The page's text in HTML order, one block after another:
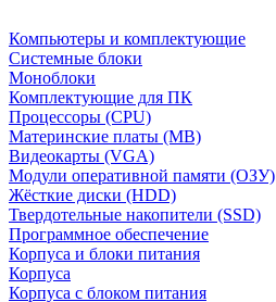
Компьютеры и комплектующие
Системные блоки
Моноблоки
Комплектующие для ПК
Процессоры (CPU)
Материнские платы (MB)
Видеокарты (VGA)
Модули оперативной памяти (ОЗУ)
Жёсткие диски (HDD)
Твердотельные накопители (SSD)
Программное обеспечение
Корпуса и блоки питания
Корпуса
Корпуса с блоком питания